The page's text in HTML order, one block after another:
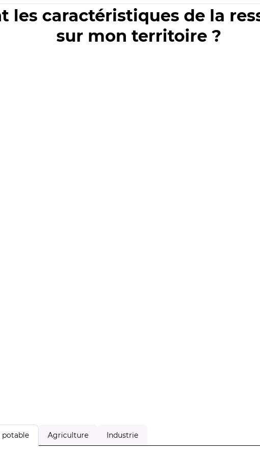
les caractéristiques de la
sur mon territoire ?
potable Agriculture Industrie